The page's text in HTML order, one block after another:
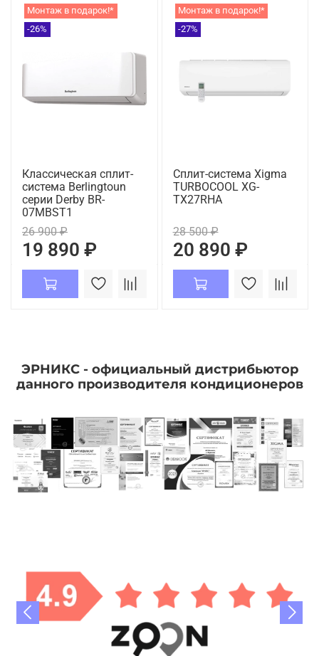
Монтаж в подарок!*
-26%
Классическая сплит-
система Berlingtoun
серии Derby BR-
07MBST1
26 900 ₽
19 890 ₽
Монтаж в подарок!*
-27%
Сплит-система Xigma
TURBOCOOL XG-
TX27RHA
28 500 ₽
20 890 ₽
ЭРНИКС - официальный дистрибьютор
данного производителя кондиционеров